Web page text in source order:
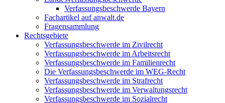
Verfassungsbeschwerde Bayern
Fachartikel auf anwalt.de
Fragensammlung
Rechtsgebiete
Verfassungsbeschwerde im Zivilrecht
Verfassungsbeschwerde im Arbeitsrecht
Verfassungsbeschwerde im Familienrecht
Die Verfassungsbeschwerde im WEG-Recht
Verfassungsbeschwerde im Strafrecht
Verfassungsbeschwerde im Verwaltungsrecht
Verfassungsbeschwerde im Sozialrecht